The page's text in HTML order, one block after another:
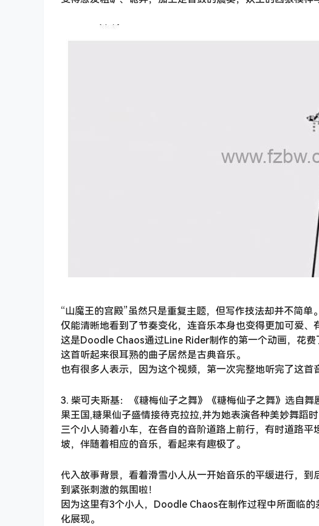
“山魔王的宫殿”虽然只是重复主题，但写作技法却并不简
仅能清晰地看到了节奏变化，连音乐本身也变得更加可爱、
这是Doodle Chaos通过Line Rider制作的第一个动画，花
这首听起来很耳熟的曲子居然是古典音乐。
也有很多人表示，因为这个视频，第一次完整地听完了这首
3. 柴可夫斯基：《糖梅仙子之舞》《糖梅仙子之舞》选自
果王国,糖果仙子盛情接待克拉拉,并为她表演各种美妙舞蹈时
三个小人骑着小车，在各自的音阶道路上前行，有时道路
坡，伴随着相应的音乐，看起来有趣极了。
代入故事背景，看着滑雪小人从一开始音乐的平缓进行，
到紧张刺激的氛围啦！
因为这里有3个小人，Doodle Chaos在制作过程中所面临
化展现。